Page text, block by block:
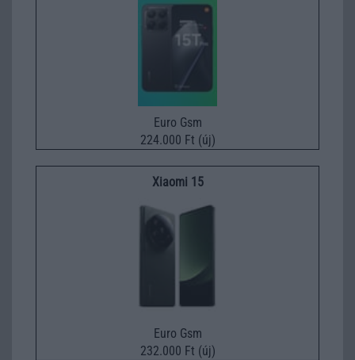
Euro Gsm
224.000 Ft (új)
Xiaomi 15
Euro Gsm
232.000 Ft (új)